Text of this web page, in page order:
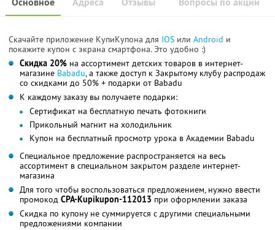
Скачайте приложение КупиКупона для IOS или Android и
покажите купон с экрана смартфона. Это удобно :)
Скидка 20% на ассортимент детских товаров в интернет-
магазине Babadu, а также доступ к Закрытому клубу распродаж
со скидками до 50% + подарки от Babadu
К каждому заказу вы получаете подарки:
Сертификат на бесплатную печать фотокниги
Прикольный магнит на холодильник
Купон на бесплатный просмотр урока в Академии Babadu
Специальное предложение распространяется на весь
ассортимент в специальном закрытом разделе интернет-
магазина
Для того чтобы воспользоваться предложением, нужно ввести
промокод CPA-Kupikupon-112013 при оформлении заказа
Скидка по купону не суммируется с другими специальными
предложениями компании